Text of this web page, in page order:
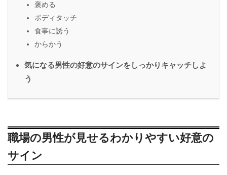
褒める
ボディタッチ
食事に誘う
からかう
気になる男性の好意のサインをしっかりキャッチしよ
う
職場の男性が見せるわかりやすい好意の
サイン